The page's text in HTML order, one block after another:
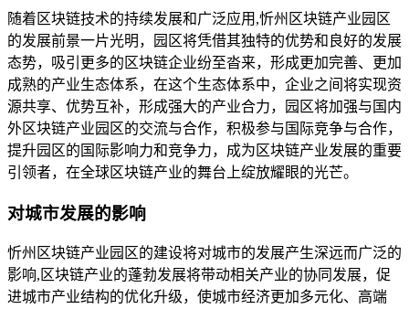
随着区块链技术的持续发展和广泛应用,忻州区块链产业园区
的发展前景一片光明，园区将凭借其独特的优势和良好的发展
态势，吸引更多的区块链企业纷至沓来，形成更加完善、更加
成熟的产业生态体系，在这个生态体系中，企业之间将实现资
源共享、优势互补，形成强大的产业合力，园区将加强与国内
外区块链产业园区的交流与合作，积极参与国际竞争与合作，
提升园区的国际影响力和竞争力，成为区块链产业发展的重要
引领者，在全球区块链产业的舞台上绽放耀眼的光芒。
对城市发展的影响
忻州区块链产业园区的建设将对城市的发展产生深远而广泛的
影响,区块链产业的蓬勃发展将带动相关产业的协同发展，促
进城市产业结构的优化升级，使城市经济更加多元化、高端